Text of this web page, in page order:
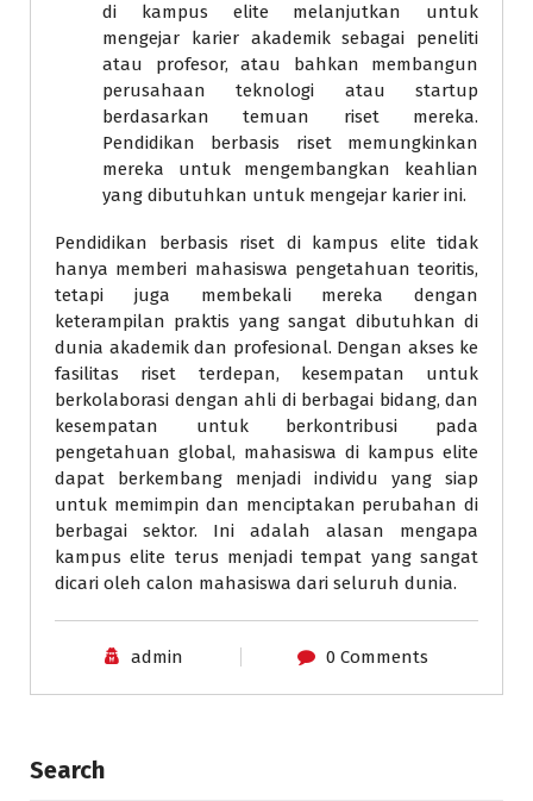
di kampus elite melanjutkan untuk
mengejar karier akademik sebagai peneliti
atau profesor, atau bahkan membangun
perusahaan teknologi atau startup
berdasarkan temuan riset mereka.
Pendidikan berbasis riset memungkinkan
mereka untuk mengembangkan keahlian
yang dibutuhkan untuk mengejar karier ini.
Pendidikan berbasis riset di kampus elite tidak
hanya memberi mahasiswa pengetahuan teoritis,
tetapi juga membekali mereka dengan
keterampilan praktis yang sangat dibutuhkan di
dunia akademik dan profesional. Dengan akses ke
fasilitas riset terdepan, kesempatan untuk
berkolaborasi dengan ahli di berbagai bidang, dan
kesempatan untuk berkontribusi pada
pengetahuan global, mahasiswa di kampus elite
dapat berkembang menjadi individu yang siap
untuk memimpin dan menciptakan perubahan di
berbagai sektor. Ini adalah alasan mengapa
kampus elite terus menjadi tempat yang sangat
dicari oleh calon mahasiswa dari seluruh dunia.
admin 0 Comments
Search